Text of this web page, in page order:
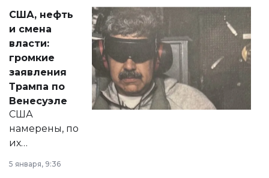
актуальных тем —
от слухов о
политических
реформах до
вопросов армии,
экономики и
личного здоровья.
США, нефть
и смена
власти:
громкие
заявления
Трампа по
Венесуэле
США
намерены, по
их
принести
5 января, 9:36